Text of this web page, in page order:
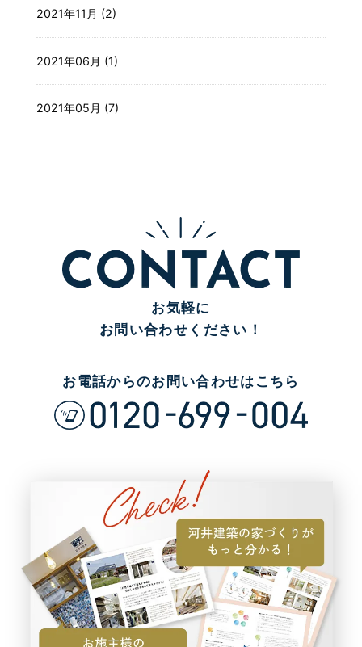
2021年11月 (2)
2021年06月 (1)
2021年05月 (7)
お気軽に
お問い合わせください！
お電話からのお問い合わせはこちら